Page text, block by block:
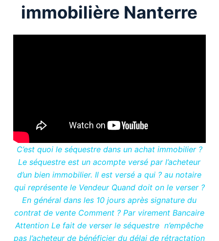
immobilière Nanterre
C’est quoi le séquestre dans un achat immobilier ?
Le séquestre est un acompte versé par l’acheteur
d’un bien immobilier. Il est versé a qui ? au notaire
qui représente le Vendeur Quand doit on le verser ?
En général dans les 10 jours après signature du
contrat de vente Comment ? Par virement Bancaire
Attention Le fait de verser le séquestre n’empêche
pas l’acheteur de bénéficier du délai de rétractation